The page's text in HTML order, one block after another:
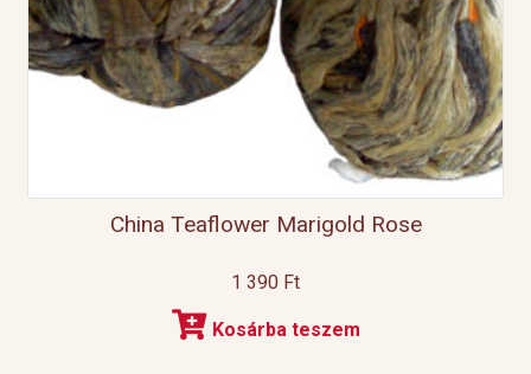
China Teaflower Marigold Rose
1 390 Ft
Kosárba teszem